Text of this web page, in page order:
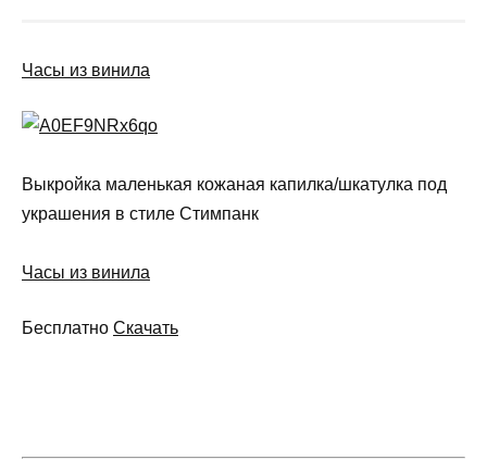
Часы из винила
Выкройка маленькая кожаная капилка/шкатулка под
украшения в стиле Стимпанк
Часы из винила
Бесплатно Скачать